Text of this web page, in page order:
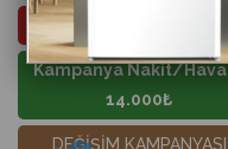
2. El Ürün Bedeli -2.000₺
Kampanya Nakit/
14.000₺
DEĞİŞİM KAMPANYASI